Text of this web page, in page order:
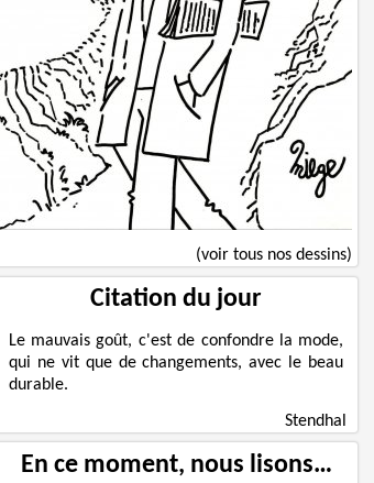
(voir tous nos dessins)
Citation du jour
Le mauvais goût, c'est de confondre la mode,
qui ne vit que de changements, avec le beau
durable.
Stendhal
En ce moment, nous lisons…